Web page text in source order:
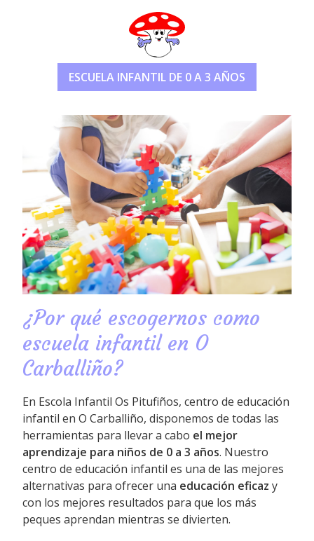
ESCUELA INFANTIL DE 0 A 3 AÑOS
¿Por qué escogernos como
escuela infantil en O
Carballiño?
En Escola Infantil Os Pitufiños, centro de educación
infantil en O Carballiño, disponemos de todas las
herramientas para llevar a cabo el mejor
aprendizaje para niños de 0 a 3 años. Nuestro
centro de educación infantil es una de las mejores
alternativas para ofrecer una educación eficaz y
con los mejores resultados para que los más
peques aprendan mientras se divierten.